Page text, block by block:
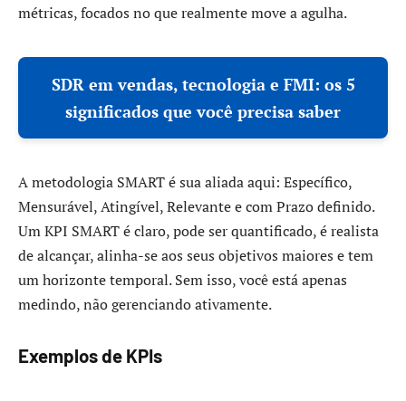
métricas, focados no que realmente move a agulha.
SDR em vendas, tecnologia e FMI: os 5
significados que você precisa saber
A metodologia SMART é sua aliada aqui: Específico,
Mensurável, Atingível, Relevante e com Prazo definido.
Um KPI SMART é claro, pode ser quantificado, é realista
de alcançar, alinha-se aos seus objetivos maiores e tem
um horizonte temporal. Sem isso, você está apenas
medindo, não gerenciando ativamente.
Exemplos de KPIs